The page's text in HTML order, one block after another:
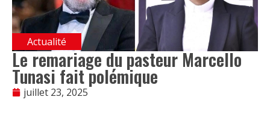
Actualité
Le remariage du pasteur Marcello
Tunasi fait polémique
juillet 23, 2025